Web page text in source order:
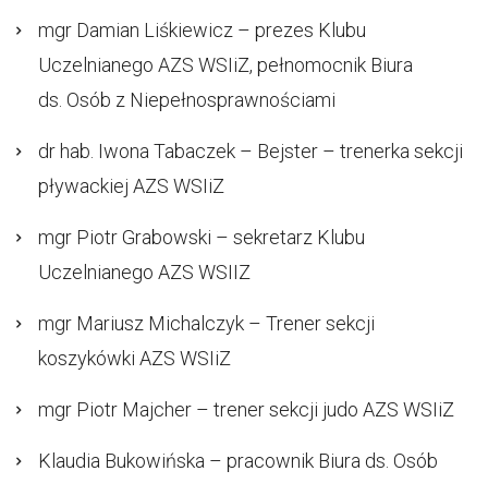
mgr Damian Liśkiewicz – prezes Klubu
Uczelnianego AZS WSIiZ, pełnomocnik Biura
ds. Osób z Niepełnosprawnościami
dr hab. Iwona Tabaczek – Bejster – trenerka sekcji
pływackiej AZS WSIiZ
mgr Piotr Grabowski – sekretarz Klubu
Uczelnianego AZS WSIIZ
mgr Mariusz Michalczyk – Trener sekcji
koszykówki AZS WSIiZ
mgr Piotr Majcher – trener sekcji judo AZS WSIiZ
Klaudia Bukowińska – pracownik Biura ds. Osób